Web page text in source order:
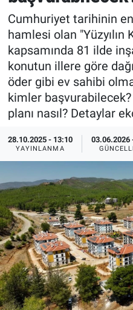
Cumhuriyet tarihinin
hamlesi olan "Yüzyılın
kapsamında 81 ilde
konutun illere göre
öder gibi ev sahibi
kimler
planı nasıl? Detaylar
28.10.2025 - 13:10
YAYINLANMA
03.06.2026
Özel Haberler
Yazarlar
Dünya
Medya
Özel Haberler
Kadın
Erişim Bilgileri
Sağlık
Teknoloji
Ramazan
Haber Arşivi